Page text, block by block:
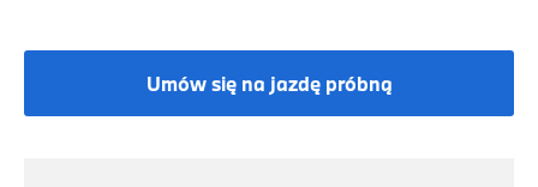
Umów się na jazdę próbną